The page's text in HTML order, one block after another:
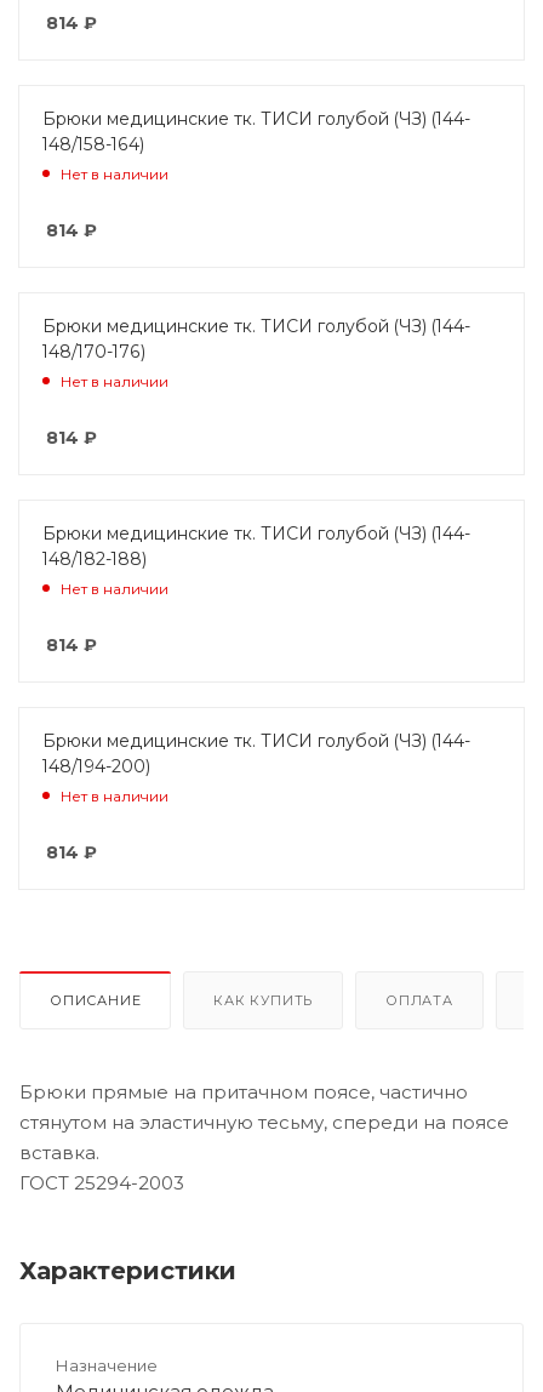
814 ₽
Брюки медицинские тк. ТИСИ голубой (ЧЗ) (144-
148/158-164)
Нет в наличии
814 ₽
Брюки медицинские тк. ТИСИ голубой (ЧЗ) (144-
148/170-176)
Нет в наличии
814 ₽
Брюки медицинские тк. ТИСИ голубой (ЧЗ) (144-
148/182-188)
Нет в наличии
814 ₽
Брюки медицинские тк. ТИСИ голубой (ЧЗ) (144-
148/194-200)
Нет в наличии
814 ₽
ОПИСАНИЕ КАК КУПИТЬ ОПЛАТА
Брюки прямые на притачном поясе, частично
стянутом на эластичную тесьму, спереди на поясе
вставка.
ГОСТ 25294-2003
Характеристики
Назначение